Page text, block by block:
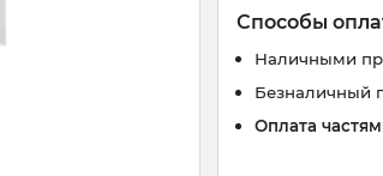
Способы
Наличными
Безналичный
Оплата